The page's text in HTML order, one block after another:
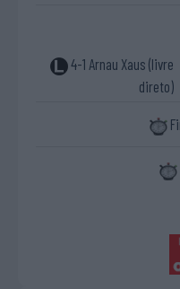
4-1 Arnau Xaus (livre
direto)